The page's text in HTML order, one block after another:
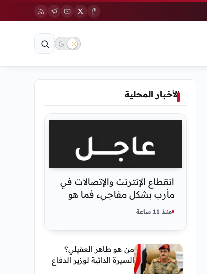
الأخبار المحلية
انقطاع الإنترنت والإتصالات في
مأرب بشكل مفاجيء فما هو
سبب ذلك
منذ 11 ساعة
من هو طاهر العقيلي؟
السيرة الذاتية لوزير الدفاع